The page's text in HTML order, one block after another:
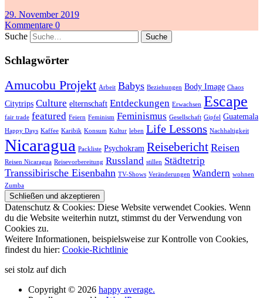
29. November 2019
Kommentare 0
Suche
Schlagwörter
Amucobu Projekt Arbeit Babys Beziehungen Body Image Chaos
Citytrips Culture elternschaft Entdeckungen Erwachsen Escape
fair trade featured Feiern Feminism Feminismus Gesellschaft Gipfel Guatemala
Happy Days Kaffee Karibik Konsum Kultur leben Life Lessons Nachhaltigkeit
Nicaragua Packliste Psychokram Reisebericht Reisen
Reisen Nicaragua Reisevorbereitung Russland stillen Städtetrip
Transsibirische Eisenbahn TV-Shows Veränderungen Wandern wohnen
Zumba
Datenschutz & Cookies: Diese Website verwendet Cookies. Wenn
du die Website weiterhin nutzt, stimmst du der Verwendung von
Cookies zu.
Weitere Informationen, beispielsweise zur Kontrolle von Cookies,
findest du hier: Cookie-Richtlinie
sei stolz auf dich
Copyright © 2026 happy average.